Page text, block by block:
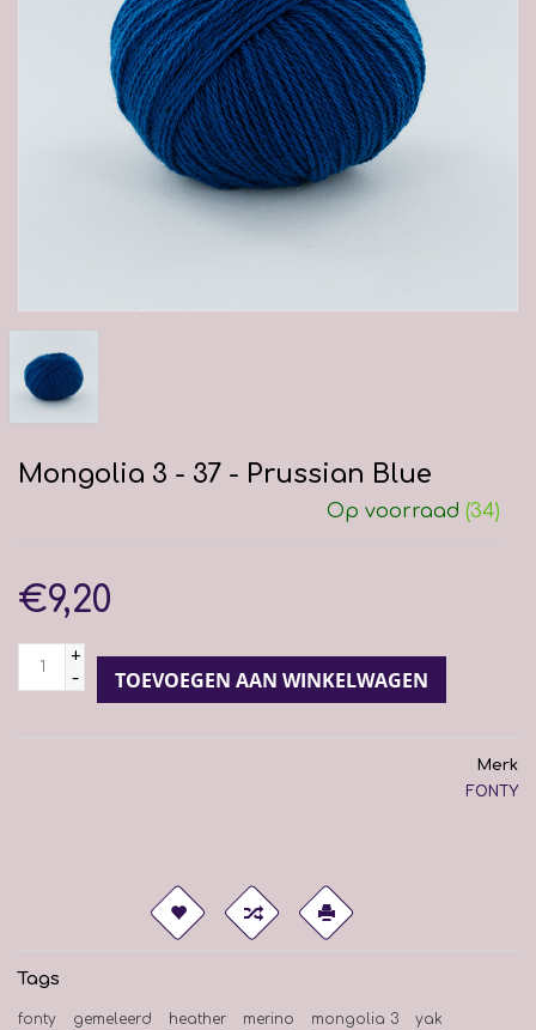
Mongolia 3 - 37 - Prussian Blue
Op voorraad (34)
€9,20
+
-
TOEVOEGEN AAN WINKELWAGEN
Merk
FONTY
Tags
fonty gemeleerd heather merino mongolia 3 yak